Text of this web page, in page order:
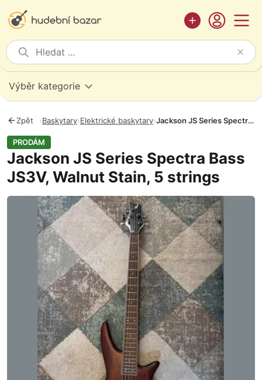
Výběr kategorie
Zpět ›Baskytary›Elektrické baskytary› Jackson JS Series Spectra Bass JS3V, Walnut Stain, 5 strings
PRODÁM
Jackson JS Series Spectra Bass
JS3V, Walnut Stain, 5 strings
Fotografie